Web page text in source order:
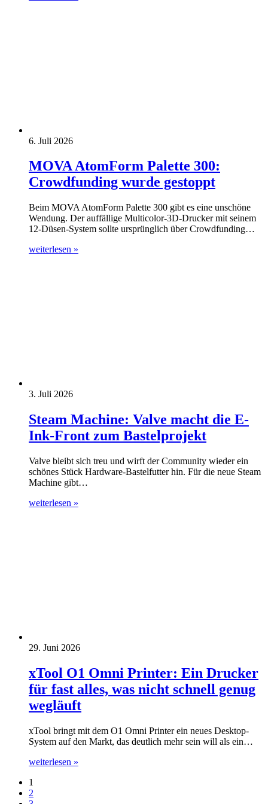
6. Juli 2026
MOVA AtomForm Palette 300:
Crowdfunding wurde gestoppt
Beim MOVA AtomForm Palette 300 gibt es eine unschöne
Wendung. Der auffällige Multicolor-3D-Drucker mit seinem
12-Düsen-System sollte ursprünglich über Crowdfunding…
weiterlesen »
3. Juli 2026
Steam Machine: Valve macht die E-
Ink-Front zum Bastelprojekt
Valve bleibt sich treu und wirft der Community wieder ein
schönes Stück Hardware-Bastelfutter hin. Für die neue Steam
Machine gibt…
weiterlesen »
29. Juni 2026
xTool O1 Omni Printer: Ein Drucker
für fast alles, was nicht schnell genug
wegläuft
xTool bringt mit dem O1 Omni Printer ein neues Desktop-
System auf den Markt, das deutlich mehr sein will als ein…
weiterlesen »
1
2